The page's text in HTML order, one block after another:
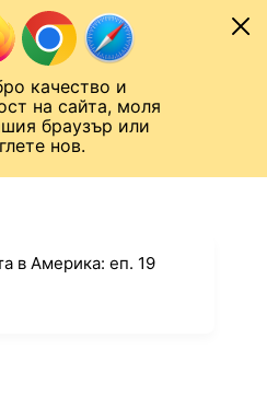
качество и
на сайта, моля
браузър или
нов.
в Америка: еп. 19